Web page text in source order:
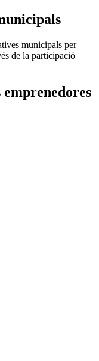
municipals per
de la participació